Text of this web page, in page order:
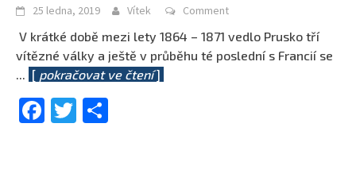
25 ledna, 2019 Vítek Comment
V krátké době mezi lety 1864 – 1871 vedlo Prusko tří
vítězné války a ještě v průběhu té poslední s Francií se
... [ pokračovat ve čtení]
Facebook
Twitter